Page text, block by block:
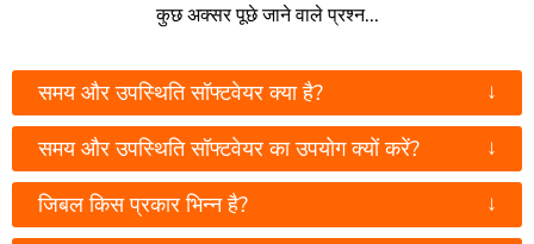
कुछ अक्सर पूछे जाने वाले प्रश्न...
समय और उपस्थिति सॉफ्टवेयर क्या है? ↓
समय और उपस्थिति सॉफ्टवेयर का उपयोग क्यों करें? ↓
जिबल किस प्रकार भिन्न है? ↓